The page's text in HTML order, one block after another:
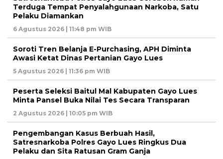
Terduga Tempat Penyalahgunaan Narkoba, Satu
Pelaku Diamankan
6 Agustus 2026 | 11:48 pm WIB
Soroti Tren Belanja E-Purchasing, APH Diminta
Awasi Ketat Dinas Pertanian Gayo Lues
5 Agustus 2026 | 11:36 pm WIB
Peserta Seleksi Baitul Mal Kabupaten Gayo Lues
Minta Pansel Buka Nilai Tes Secara Transparan
2 Agustus 2026 | 10:05 pm WIB
Pengembangan Kasus Berbuah Hasil,
Satresnarkoba Polres Gayo Lues Ringkus Dua
Pelaku dan Sita Ratusan Gram Ganja